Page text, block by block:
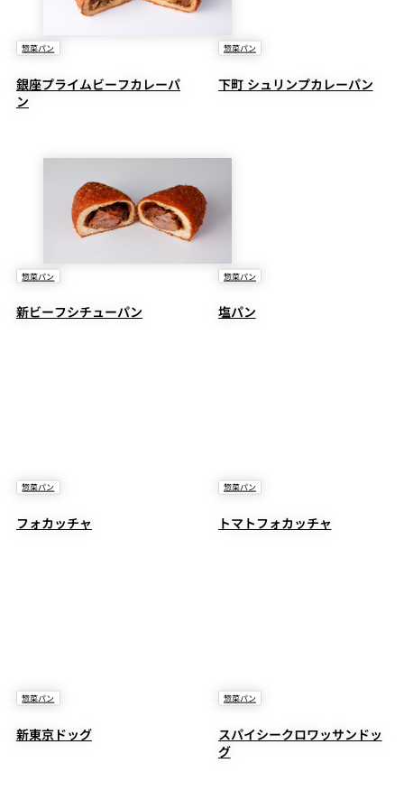
惣菜パン
銀座プライムビーフカレーパ
ン
惣菜パン
下町 シュリンプカレーパン
惣菜パン
新ビーフシチューパン
惣菜パン
塩パン
惣菜パン
フォカッチャ
惣菜パン
トマトフォカッチャ
惣菜パン
新東京ドッグ
惣菜パン
スパイシークロワッサンドッ
グ